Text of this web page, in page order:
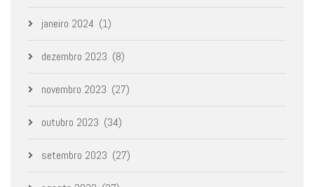
janeiro 2024 (1)
dezembro 2023 (8)
novembro 2023 (27)
outubro 2023 (34)
setembro 2023 (27)